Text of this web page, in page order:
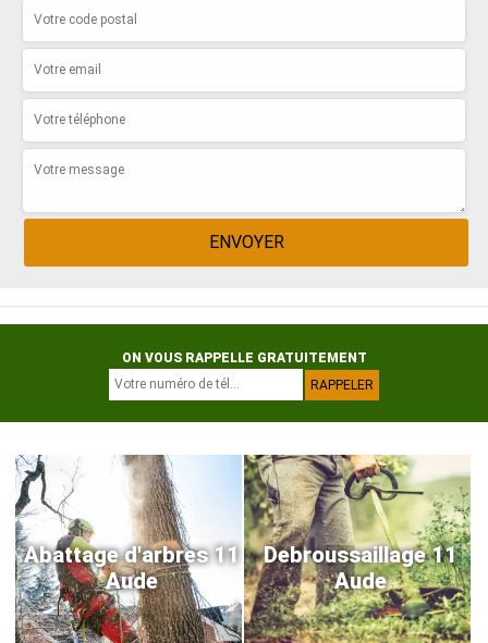
ON VOUS RAPPELLE GRATUITEMENT
Abattage d'arbres 11
Aude
Debroussaillage 11
Aude